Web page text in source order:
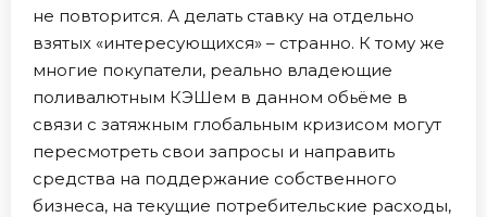
не повторится. А делать ставку на отдельно
взятых «интересующихся» – странно. К тому же
многие покупатели, реально владеющие
поливалютным КЭШем в данном обьёме в
связи с затяжным глобальным кризисом могут
пересмотреть свои запросы и направить
средства на поддержание собственного
бизнеса, на текущие потребительские расходы,